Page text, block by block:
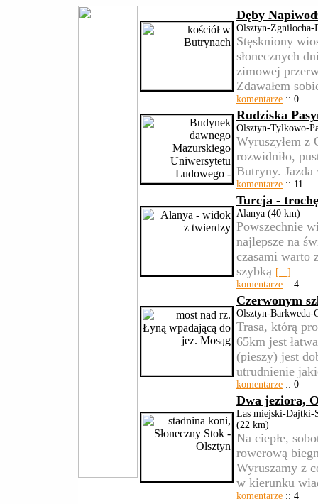
Dęby
Olsztyn-
Stęskniony
słonecznych
zimowej
Zdawałem
komentarze :: 0
Rudziska
Olsztyn-Tylkowo-
Wyruszyłem z
rozwidniło,
Butryny.
komentarze :: 11
Turcja -
Alanya (40 km)
Powszechnie
najlepsze na
czasami warto
szybką [...]
komentarze :: 4
Czerwonym
Olsztyn-
Trasa, którą
65km jest
(pieszy) jest
utrudnienie
komentarze :: 0
Dwa jeziora,
Las miejski-Dajtki-
(22 km)
Na ciepłe,
rowerową
Wyruszamy z
w kierunku
komentarze :: 4